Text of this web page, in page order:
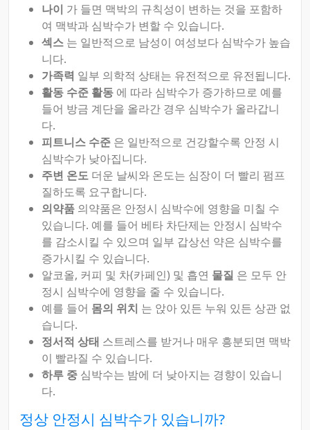
나이 가 들면 맥박의 규칙성이 변하는 것을 포함하
여 맥박과 심박수가 변할 수 있습니다.
섹스 는 일반적으로 남성이 여성보다 심박수가 높습
니다.
가족력 일부 의학적 상태는 유전적으로 유전됩니다.
활동 수준 활동 에 따라 심박수가 증가하므로 예를
들어 방금 계단을 올라간 경우 심박수가 올라갑니
다.
피트니스 수준 은 일반적으로 건강할수록 안정 시
심박수가 낮아집니다.
주변 온도 더운 날씨와 온도는 심장이 더 빨리 펌프
질하도록 요구합니다.
의약품 의약품은 안정시 심박수에 영향을 미칠 수
있습니다. 예를 들어 베타 차단제는 안정시 심박수
를 감소시킬 수 있으며 일부 갑상선 약은 심박수를
증가시킬 수 있습니다.
알코올, 커피 및 차(카페인) 및 흡연 물질 은 모두 안
정시 심박수에 영향을 줄 수 있습니다.
예를 들어 몸의 위치 는 앉아 있든 누워 있든 상관 없
습니다.
정서적 상태 스트레스를 받거나 매우 흥분되면 맥박
이 빨라질 수 있습니다.
하루 중 심박수는 밤에 더 낮아지는 경향이 있습니
다.
정상 안정시 심박수가 있습니까?